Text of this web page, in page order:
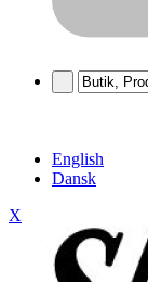
English
Dansk
X